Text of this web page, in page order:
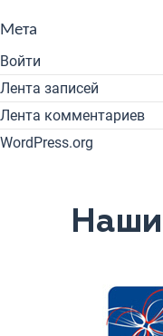
Мета
Войти
Лента записей
Лента комментариев
WordPress.org